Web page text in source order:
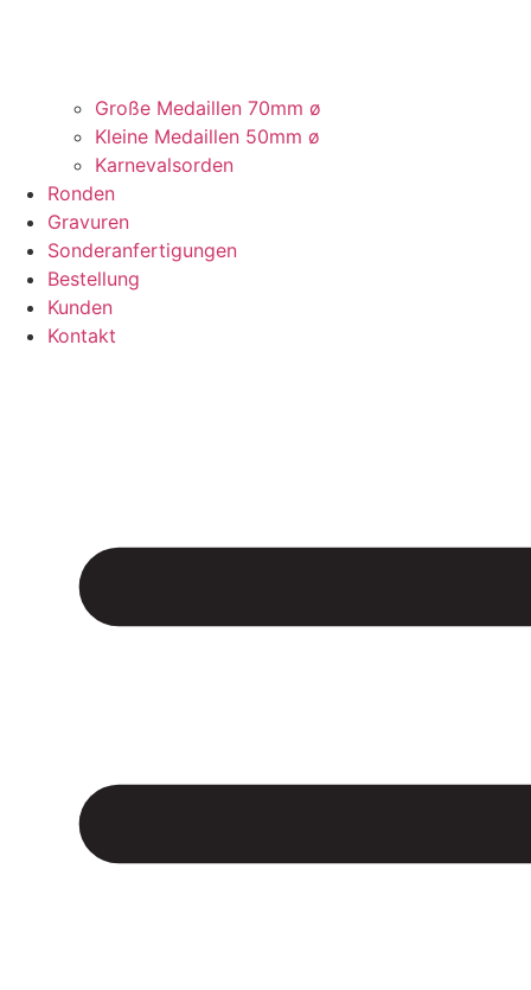
Große Medaillen 70mm ø
Kleine Medaillen 50mm ø
Karnevalsorden
Ronden
Gravuren
Sonderanfertigungen
Bestellung
Kunden
Kontakt